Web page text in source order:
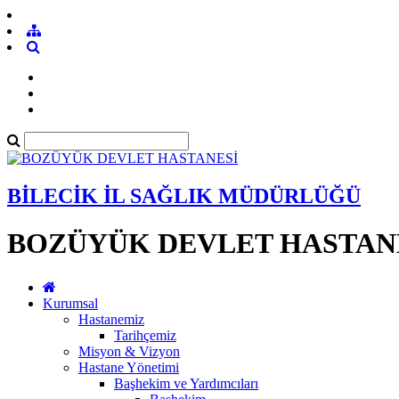
BİLECİK İL SAĞLIK MÜDÜRLÜĞÜ
BOZÜYÜK DEVLET
Kurumsal
Hastanemiz
Tarihçemiz
Misyon & Vizyon
Hastane Yönetimi
Başhekim ve Yardımcıları